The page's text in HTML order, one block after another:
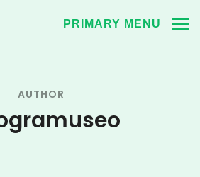
PRIMARY MENU
AUTHOR